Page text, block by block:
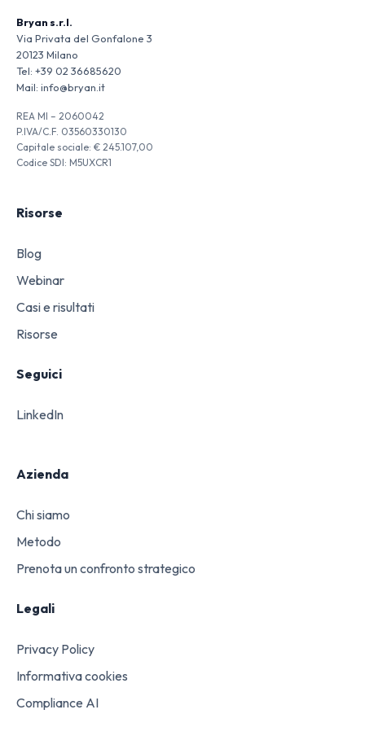
Bryan s.r.l.
Via Privata del Gonfalone 3
20123 Milano
Tel: +39 02 36685620
Mail: info@bryan.it
REA MI – 2060042
P.IVA/C.F. 03560330130
Capitale sociale: € 245.107,00
Codice SDI: M5UXCR1
Risorse
Blog
Webinar
Casi e risultati
Risorse
Seguici
LinkedIn
Azienda
Chi siamo
Metodo
Prenota un confronto strategico
Legali
Privacy Policy
Informativa cookies
Compliance AI